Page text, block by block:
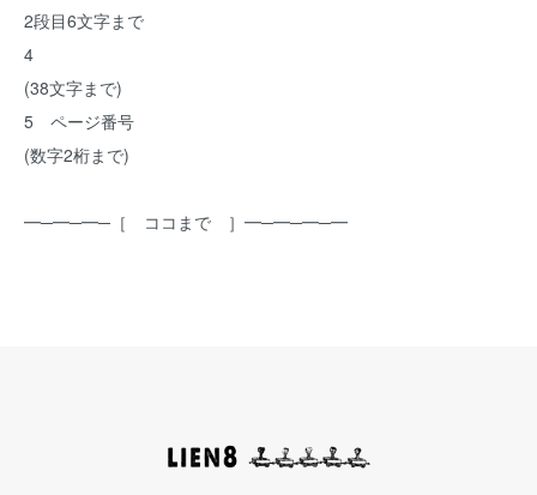
2段目6文字まで
4
(38文字まで)
5 ページ番号
(数字2桁まで)
━─━─━─［ ココまで ］━─━─━─━